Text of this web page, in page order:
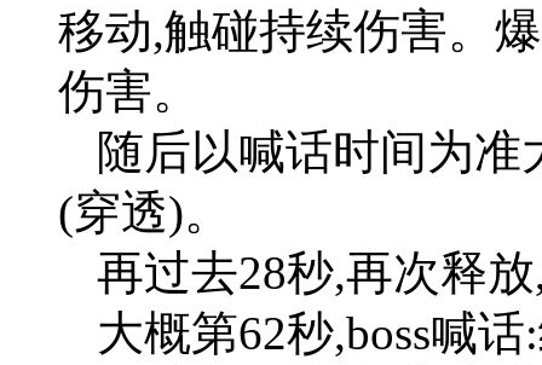
移动,触碰持续伤害。
伤害。
随后以喊话时间为准
(穿透)。
再过去28秒,再次释
大概第62秒,boss喊